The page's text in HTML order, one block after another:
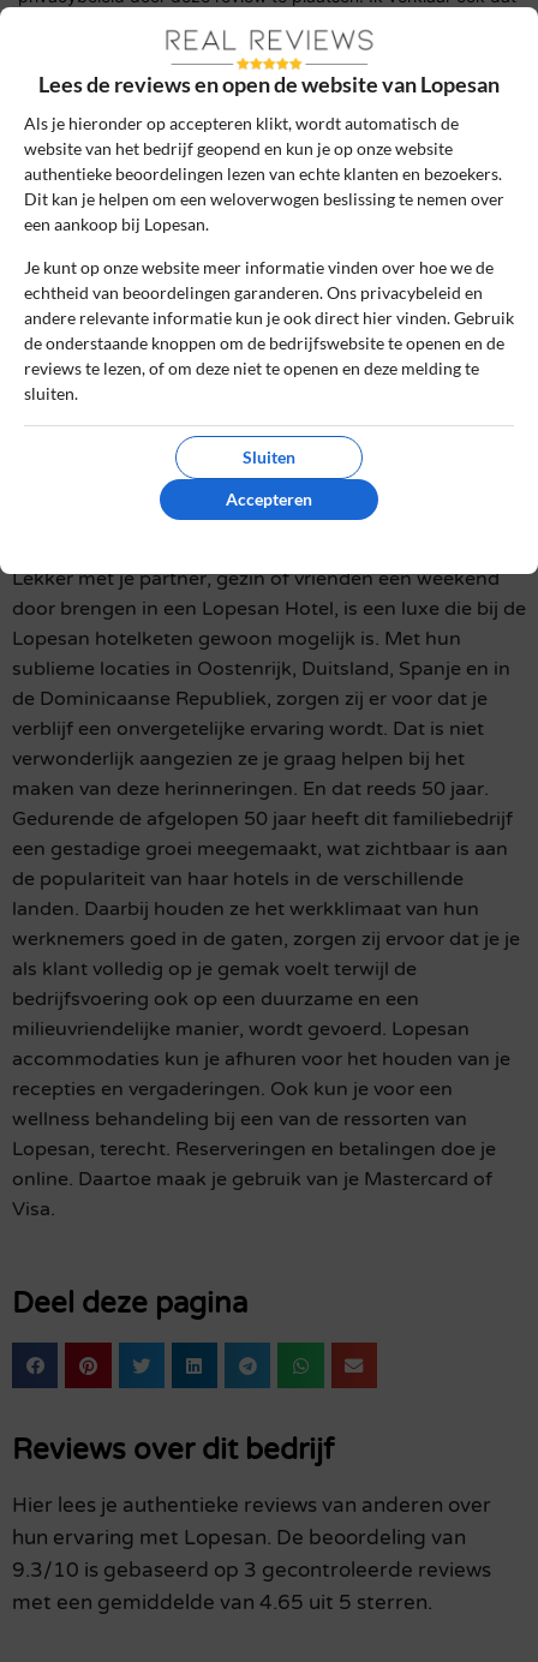
ik een daadwerkelijke ervaring heb met dit bedrijf.
Lees onscontrolebeleiden hoe wij zorgen dat reviews
Het gebruik van deze website is voor zowel bedrijven als
gebruikers geheel gratis. Daarom bevatten sommige pagina's
affiliate links, waarvoor wij een commissie kunnen ontvangen.
Reizen & Vakantie»Lopesan
Betrouwbare en onafhankelijke reviews
Echte ervaringen van echte klanten
Reviews worden handmatig gecontroleerd
Lekker met je partner, gezin of vrienden een weekend
door brengen in een Lopesan Hotel, is een luxe die bij de
Lopesan hotelketen gewoon mogelijk is. Met hun
sublieme locaties in Oostenrijk, Duitsland, Spanje en in
de Dominicaanse Republiek, zorgen zij er voor dat je
verblijf een onvergetelijke ervaring wordt. Dat is niet
verwonderlijk aangezien ze je graag helpen bij het
maken van deze herinneringen. En dat reeds 50 jaar.
Gedurende de afgelopen 50 jaar heeft dit familiebedrijf
een gestadige groei meegemaakt, wat zichtbaar is aan
de populariteit van haar hotels in de verschillende
landen. Daarbij houden ze het werkklimaat van hun
werknemers goed in de gaten, zorgen zij ervoor dat je je
als klant volledig op je gemak voelt terwijl de
bedrijfsvoering ook op een duurzame en een
milieuvriendelijke manier, wordt gevoerd. Lopesan
accommodaties kun je afhuren voor het houden van je
recepties en vergaderingen. Ook kun je voor een
wellness behandeling bij een van de ressorten van
Lopesan, terecht. Reserveringen en betalingen doe je
online. Daartoe maak je gebruik van je Mastercard of
Visa.
Deel deze pagina
Reviews over dit bedrijf
Hier lees je authentieke reviews van anderen over
hun ervaring met Lopesan. De beoordeling van
9.3/10 is gebaseerd op 3 gecontroleerde reviews
met een gemiddelde van 4.65 uit 5 sterren.
Lees de reviews en open de website van Lopesan
Als je hieronder op accepteren klikt, wordt automatisch de
website van het bedrijf geopend en kun je op onze website
authentieke beoordelingen lezen van echte klanten en bezoekers.
Dit kan je helpen om een weloverwogen beslissing te nemen over
een aankoop bij Lopesan.
Je kunt op onze website meer informatie vinden over hoe we de
echtheid van beoordelingen garanderen. Ons privacybeleid en
andere relevante informatie kun je ook direct hier vinden. Gebruik
de onderstaande knoppen om de bedrijfswebsite te openen en de
reviews te lezen, of om deze niet te openen en deze melding te
sluiten.
Sluiten
Accepteren